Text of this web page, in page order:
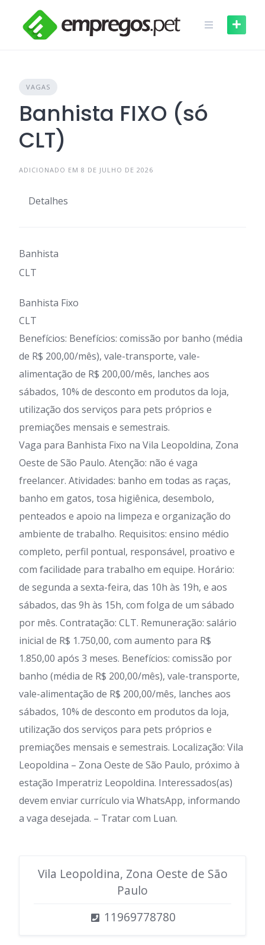
content
VAGAS
Banhista FIXO (só
CLT)
ADICIONADO EM 8 DE JULHO DE 2026
Detalhes
Banhista
CLT
Banhista Fixo
CLT
Benefícios: Benefícios: comissão por banho (média
de R$ 200,00/mês), vale-transporte, vale-
alimentação de R$ 200,00/mês, lanches aos
sábados, 10% de desconto em produtos da loja,
utilização dos serviços para pets próprios e
premiações mensais e semestrais.
Vaga para Banhista Fixo na Vila Leopoldina, Zona
Oeste de São Paulo. Atenção: não é vaga
freelancer. Atividades: banho em todas as raças,
banho em gatos, tosa higiênica, desembolo,
penteados e apoio na limpeza e organização do
ambiente de trabalho. Requisitos: ensino médio
completo, perfil pontual, responsável, proativo e
com facilidade para trabalho em equipe. Horário:
de segunda a sexta-feira, das 10h às 19h, e aos
sábados, das 9h às 15h, com folga de um sábado
por mês. Contratação: CLT. Remuneração: salário
inicial de R$ 1.750,00, com aumento para R$
1.850,00 após 3 meses. Benefícios: comissão por
banho (média de R$ 200,00/mês), vale-transporte,
vale-alimentação de R$ 200,00/mês, lanches aos
sábados, 10% de desconto em produtos da loja,
utilização dos serviços para pets próprios e
premiações mensais e semestrais. Localização: Vila
Leopoldina – Zona Oeste de São Paulo, próximo à
estação Imperatriz Leopoldina. Interessados(as)
devem enviar currículo via WhatsApp, informando
a vaga desejada. – Tratar com Luan.
Vila Leopoldina, Zona Oeste de São
Paulo
11969778780